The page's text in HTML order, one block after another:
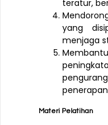
teratur,
yang
menjaga
penerapan
Materi Pelatihan